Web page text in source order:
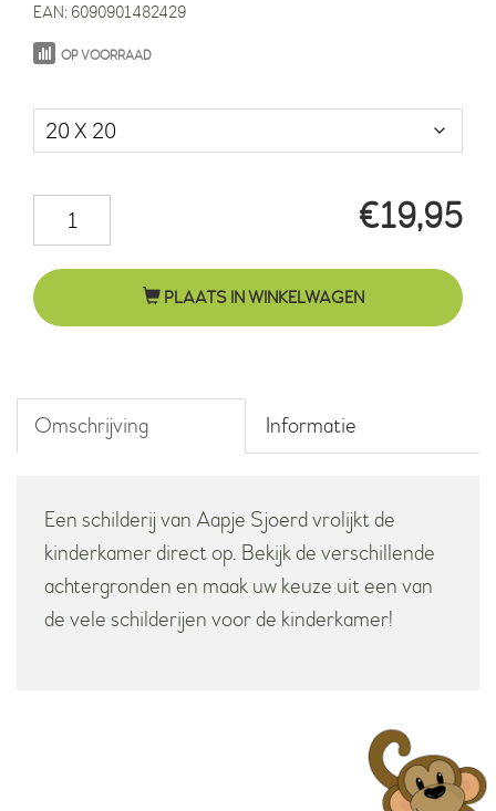
EAN: 6090901482429
OP VOORRAAD
€19,95
Sjoerd
stippen
blauw PLAATS IN WINKELWAGEN
Omschrijving Informatie
Een schilderij van Aapje Sjoerd vrolijkt de
kinderkamer direct op. Bekijk de verschillende
achtergronden en maak uw keuze uit een van
de vele schilderijen voor de kinderkamer!